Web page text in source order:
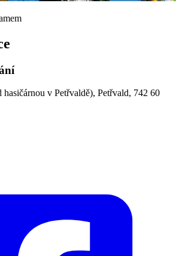
v Petřvaldě), Petřvald, 742 60